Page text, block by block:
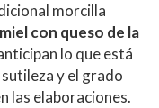
morcilla
con queso de la
lo que está
y el grado
las elaboraciones.